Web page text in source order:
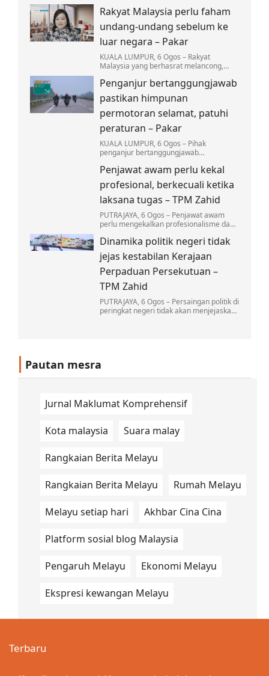
kompromi terhadap mana-mana pihak
yang terlibat dalam…
Rakyat Malaysia perlu faham
undang-undang sebelum ke
luar negara – Pakar
KUALA LUMPUR, 6 Ogos – Rakyat
Malaysia yang berhasrat melancong,
luar negara dinasihatkan supaya tidak
mengambil ringan…
Penganjur bertanggungjawab
pastikan himpunan
permotoran selamat, patuhi
peraturan – Pakar
KUALA LUMPUR, 6 Ogos – Pihak
penganjur bertanggungjawab
himpunan permotoran dilaksanakan
secara selamat…
Penjawat awam perlu kekal
profesional, berkecuali ketika
laksana tugas – TPM Zahid
PUTRAJAYA, 6 Ogos – Penjawat awam
perlu mengekalkan profesionalisme dan
tanpa dipengaruhi oleh sebarang unsur
politik dalam…
Dinamika politik negeri tidak
jejas kestabilan Kerajaan
Perpaduan Persekutuan –
TPM Zahid
PUTRAJAYA, 6 Ogos – Persaingan politik di
peringkat negeri tidak akan menjejaskan
Pautan mesra
Jurnal Maklumat Komprehensif
Kota malaysia Suara malay
Rangkaian Berita Melayu
Rangkaian Berita Melayu Rumah Melayu
Melayu setiap hari Akhbar Cina Cina
Platform sosial blog Malaysia
Pengaruh Melayu Ekonomi Melayu
Ekspresi kewangan Melayu
Terbaru